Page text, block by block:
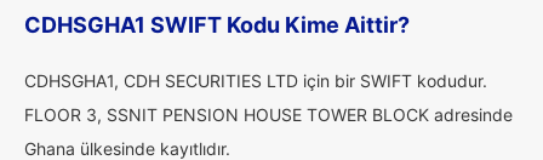
CDHSGHA1 SWIFT Kodu Kime Aittir?
CDHSGHA1, CDH SECURITIES LTD için bir SWIFT kodudur.
FLOOR 3, SSNIT PENSION HOUSE TOWER BLOCK adresinde
Ghana ülkesinde kayıtlıdır.